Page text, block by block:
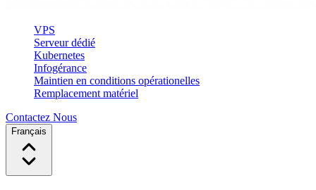
VPS
Serveur dédié
Kubernetes
Infogérance
Maintien en conditions opérationelles
Remplacement matériel
Contactez Nous
Français